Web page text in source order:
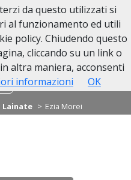
Lainate Ezia Morei
da questo utilizzati si
al funzionamento ed utili
policy. Chiudendo questo
cliccando su un link o
altra maniera, acconsenti
informazioni OK